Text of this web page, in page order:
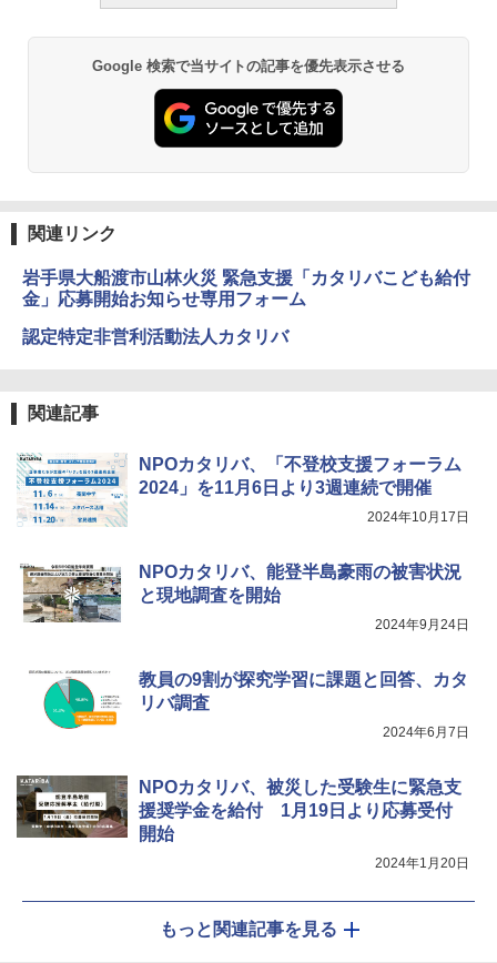
育
￥2,073
版(KUMON PUBLISHING) くもんの日本
￥4,046
Amazon Fire HD 10 キッズプロ (10イン
くもん出版(KUMON PUBLISHING) ロジ
上 KUMON LK-10
￥2,127
仮面ライダー 改造人間 限定ケース版
4
つかめ！理科ダマン 12 最強ロボット決
戦！編
￥1,320
OK（重版：10月上旬発送） (TJMOOK)
￥2,200
￥1,980
物理実験モデル楽器電磁気教材を教える
Galtonplatteの物理的な機器
4
エンジニアリングキット小さなカート -
クリエイティブトイビルド、シンプルな
メカニックキット|子供向けの可動部品、
ホリデープロジェクト、ギフトイベン
￥4,722
Google 検索で当サイトの記事を優先表示させる
関連リンク
岩手県大船渡市山林火災 緊急支援「カタリバこども給付
金」応募開始お知らせ専用フォーム
認定特定非営利活動法人カタリバ
関連記事
NPOカタリバ、「不登校支援フォーラム
2024」を11月6日より3週連続で開催
2024年10月17日
NPOカタリバ、能登半島豪雨の被害状況
と現地調査を開始
2024年9月24日
教員の9割が探究学習に課題と回答、カタ
リバ調査
2024年6月7日
NPOカタリバ、被災した受験生に緊急支
援奨学金を給付 1月19日より応募受付
開始
2024年1月20日
もっと関連記事を見る